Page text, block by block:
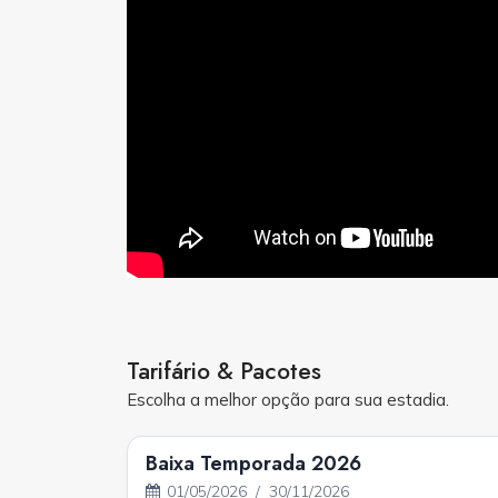
Tarifário & Pacotes
Escolha a melhor opção para sua estadia.
Baixa Temporada 2026
01/05/2026 / 30/11/2026